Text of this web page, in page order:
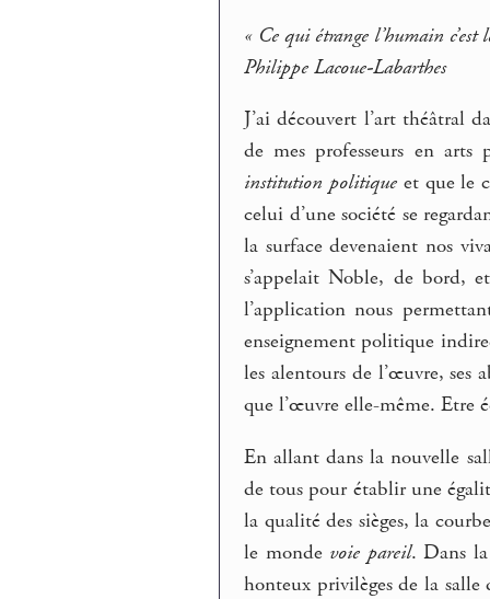
« Ce qui étrange l’humain c’est
Philippe Lacoue-Labarthes
J’ai découvert l’art théâtral
de mes professeurs en
institution politiqueet que le
celui d’une société se
la surface devenaient nos
s’appelait Noble, de bord,
l’application nous
enseignement politique
les alentours de l’œuvre, ses
que l’œuvre elle-même. Etre
En allant dans la nouvelle
de tous pour établir une
la qualité des sièges, la
le monde voie pareil. Dans la
honteux privilèges de la